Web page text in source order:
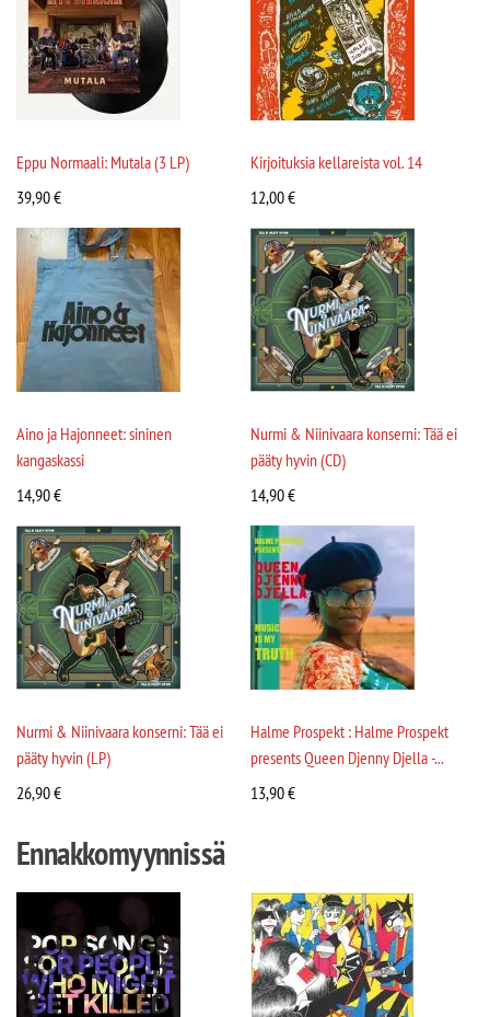
Eppu Normaali: Mutala (3 LP)
39,90€
Kirjoituksia kellareista vol. 14
12,00€
Aino ja Hajonneet: sininen
kangaskassi
14,90€
Nurmi & Niinivaara konserni: Tää ei
pääty hyvin (CD)
14,90€
Nurmi & Niinivaara konserni: Tää ei
pääty hyvin (LP)
26,90€
Halme Prospekt : Halme Prospekt
presents Queen Djenny Djella -...
13,90€
Ennakkomyynnissä